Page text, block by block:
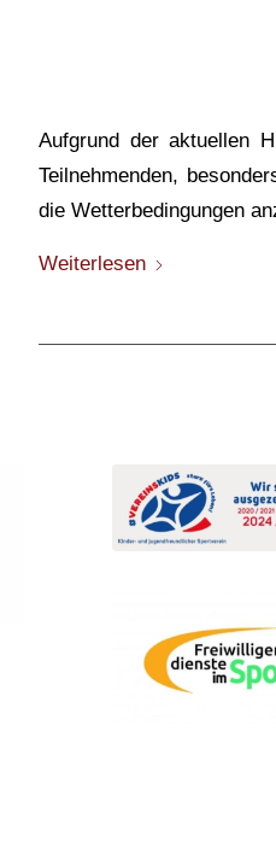
Aufgrund der aktuellen
Teilnehmenden,
die Wetterbedingungen
Weiterlesen